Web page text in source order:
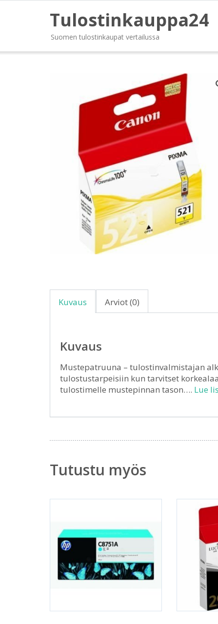
Tulostinkauppa24
Suomen tulostinkaupat vertailussa
Kuvaus Arviot (0)
Kuvaus
Mustepatruuna – tulostinvalmistajan
tulostustarpeisiin kun tarvitset
tulostimelle mustepinnan tason…. Lue
Tutustu myös